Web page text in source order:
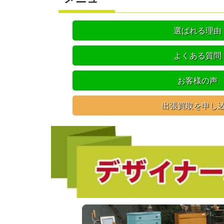
選ばれる理由
よくある質問
お客様の声
出張買取を申し